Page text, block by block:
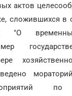
актов
сложившихся в
"О
по